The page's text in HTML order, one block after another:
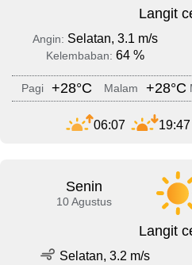
Langit
Angin: Selatan, 3.1 m/s
Kelembaban: 64 %
Pagi +28°C Malam +28°C
06:07 19:47
Senin
10 Agustus
Langit
Selatan, 3.2 m/s